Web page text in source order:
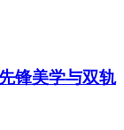
锋美学与双轨